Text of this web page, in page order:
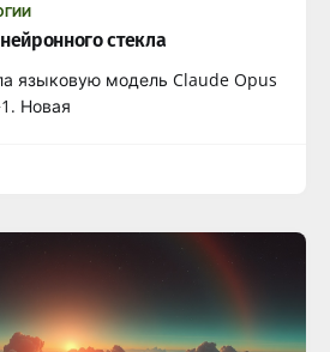
стекла
языковую модель Claude Opus
Новая